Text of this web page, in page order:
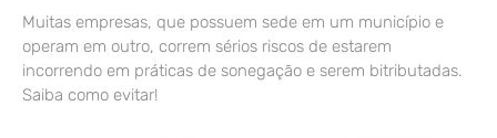
Muitas empresas, que possuem sede em um município e
operam em outro, correm sérios riscos de estarem
incorrendo em práticas de sonegação e serem bitributadas.
Saiba como evitar!